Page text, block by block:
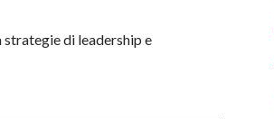
strategie di leadership e